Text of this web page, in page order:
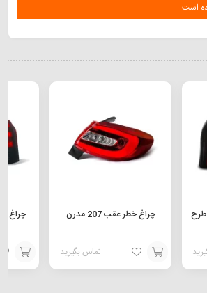
است.
چراغ خطر عقب پراید 131 طرح
چراغ خطر عقب 207 مدرن
تماس بگیرید
افزودن
افزودن